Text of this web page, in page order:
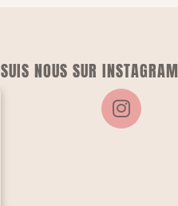
SUIS NOUS SUR INSTAGRAM